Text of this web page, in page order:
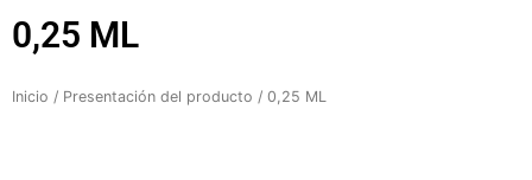
0,25 ML
Inicio / Presentación del producto / 0,25 ML